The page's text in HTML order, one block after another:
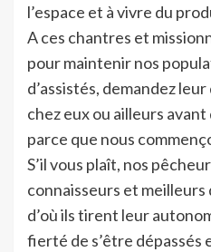
l’espace et à vivre du
A ces chantres et
pour maintenir nos
d’assistés, demandez
chez eux ou ailleurs
parce que nous
S’il vous plaît, nos
connaisseurs et
d’où ils tirent leur
fierté de s’être dépassés